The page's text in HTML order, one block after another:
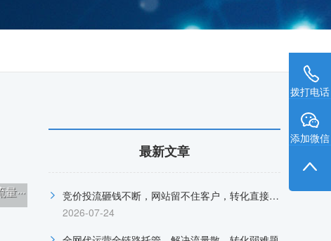
···
最新文章
竞价投流砸钱不断，网站留不住客户，转化直接归零
2026-07-24
拨打电话
添加微信